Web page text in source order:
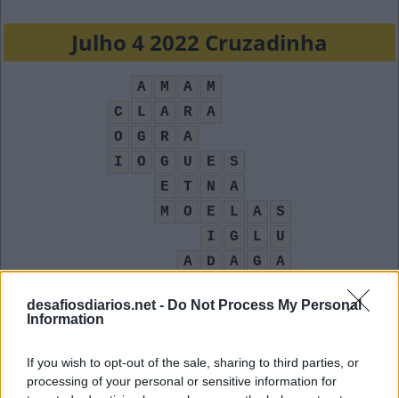
desafiosdiarios.net - Do Not Process My Personal
Information
If you wish to opt-out of the sale, sharing to third parties, or
processing of your personal or sensitive information for
Julho 4 2022 Cruzadinha
A M A
M
C
L A R
A
O
G R
A
I
O G U E
S
E
T N
A
M
O E L A
S
I
G L
U
A
D A G
A
Construção simples feita de blocos de gelo:
I
L
A parte do ovo que é rica em albumina: